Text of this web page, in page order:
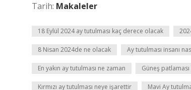
Tarih: Makaleler
18 Eylül 2024 ay tutulması kaç derece olacak
8 Nisan 2024de ne olacak Ay tutulması insanı
En yakın ay tutulması ne zaman Güneş
Kırmızı ay tutulması neye işarettir Mavi Ay